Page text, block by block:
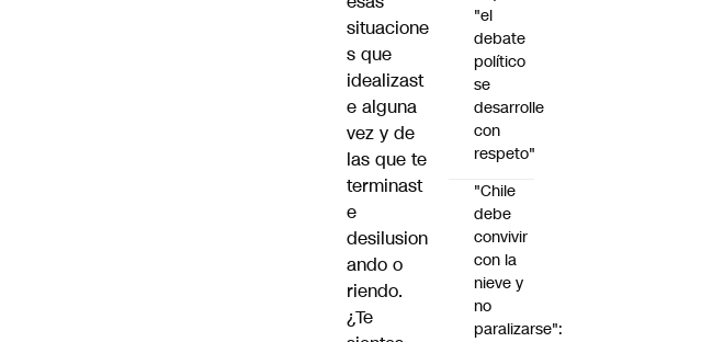
situacione
s que
idealizast
e alguna
vez y de
las que te
terminast
e
desilusion
ando o
riendo.
¿Te
"el
debate
político
se
desarrolle
con
respeto"
"Chile
debe
convivir
con la
nieve y
no
paralizarse":